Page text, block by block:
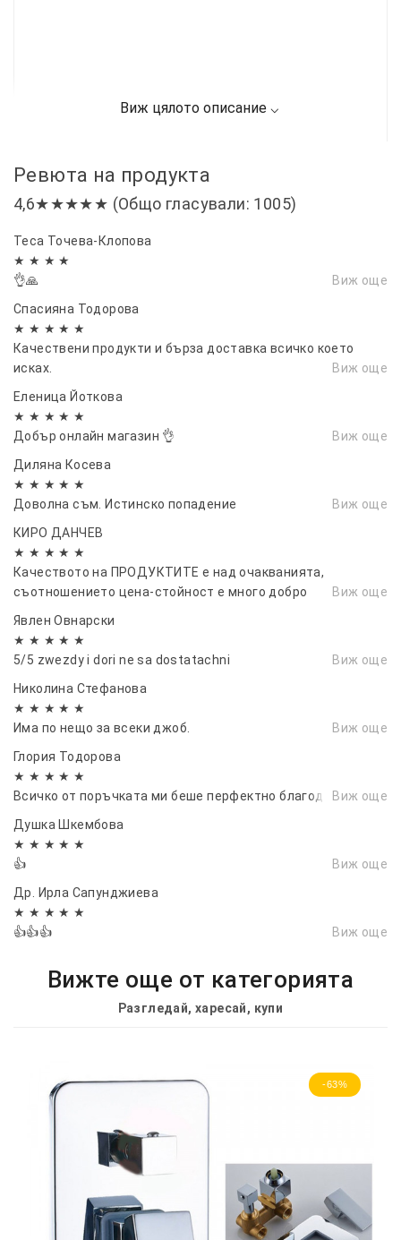
Ревюта на продукта
4,6★★★★★ (Общо гласували: 1005)
Теса Точева-Клопова
★ ★ ★ ★
👌🙏
Виж още
Спасияна Тодорова
★ ★ ★ ★ ★
Качествени продукти и бърза доставка всичко което
исках.
Виж още
Еленица Йоткова
★ ★ ★ ★ ★
Добър онлайн магазин 👌
Виж още
Диляна Косева
★ ★ ★ ★ ★
Доволна съм. Истинско попадение
Виж още
КИРО ДАНЧЕВ
★ ★ ★ ★ ★
Качеството на ПРОДУКТИТЕ е над очакванията,
съотношението цена-стойност е много добро
Виж още
Явлен Овнарски
★ ★ ★ ★ ★
5/5 zwezdy i dori ne sa dostatachni
Виж още
Николина Стефанова
★ ★ ★ ★ ★
Има по нещо за всеки джоб.
Виж още
Глория Тодорова
★ ★ ★ ★ ★
Всичко от поръчката ми беше перфектно благодаря ви.
Виж още
Душка Шкембова
★ ★ ★ ★ ★
👍
Виж още
Др. Ирла Сапунджиева
★ ★ ★ ★ ★
👍👍👍
Виж още
Вижте още от категорията
Разгледай, харесай, купи
-63%